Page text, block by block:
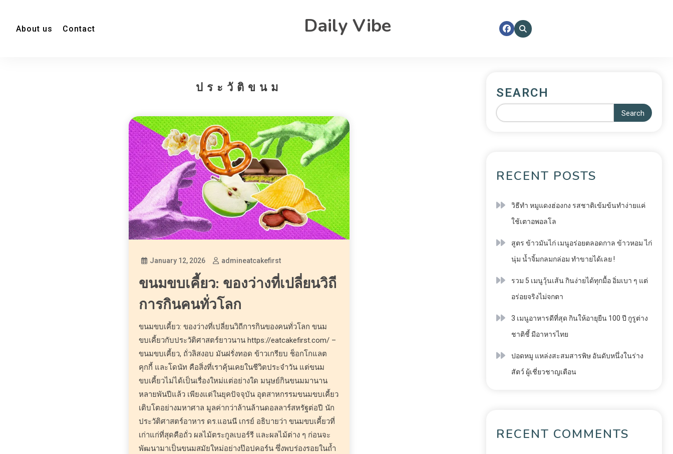
About us Contact Daily Vibe
ประวัติขนม
January 12, 2026 admineatcakefirst
ขนมขบเคี้ยว: ของว่างที่เปลี่ยนวิถี
การกินคนทั่วโลก
ขนมขบเคี้ยว: ของว่างที่เปลี่ยนวิถีการกินของคนทั่วโลก ขนม
ขบเคี้ยวกับประวัติศาสตร์ยาวนาน https://eatcakefirst.com/ –
ขนมขบเคี้ยว, ถั่วลิสงอบ มันฝรั่งทอด ข้าวเกรียบ ช็อกโกแลต
คุกกี้ และโดนัท คือสิ่งที่เราคุ้นเคยในชีวิตประจำวัน แต่ขนม
ขบเคี้ยวไม่ได้เป็นเรื่องใหม่แต่อย่างใด มนุษย์กินขนมมานาน
หลายพันปีแล้ว เพียงแต่ในยุคปัจจุบัน อุตสาหกรรมขนมขบเคี้ยว
เติบโตอย่างมหาศาล มูลค่ากว่าล้านล้านดอลลาร์สหรัฐต่อปี นัก
ประวัติศาสตร์อาหาร ดร.แอนนี เกรย์ อธิบายว่า ขนมขบเคี้ยวที่
เก่าแก่ที่สุดคือถั่ว ผลไม้ตระกูลเบอร์รี และผลไม้ต่าง ๆ ก่อนจะ
พัฒนามาเป็นขนมสมัยใหม่อย่างป๊อปคอร์น ซึ่งพบร่องรอยในถ้ำ
SEARCH
Search
RECENT POSTS
วิธีทำ หมูแดงฮ่องกง รสชาติเข้มข้นทำง่ายแค่
ใช้เตาอพอลโล
สูตร ข้าวมันไก่ เมนูอร่อยตลอดกาล ข้าวหอม ไก่
นุ่ม น้ำจิ้มกลมกล่อม ทำขายได้เลย !
รวม 5 เมนูวุ้นเส้น กินง่ายได้ทุกมื้อ อิ่มเบา ๆ แต่
อร่อยจริงไม่จกตา
3 เมนูอาหารดีที่สุด กินให้อายุยืน 100 ปี กูรูต่าง
ชาติชี้ มีอาหารไทย
ปอดหมู แหล่งสะสมสารพิษ อันดับหนึ่งในร่าง
สัตว์ ผู้เชี่ยวชาญเตือน
RECENT COMMENTS